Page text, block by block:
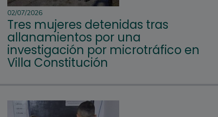
02/07/2026
Tres mujeres detenidas tras
allanamientos por una
investigación por microtráfico en
Villa Constitución